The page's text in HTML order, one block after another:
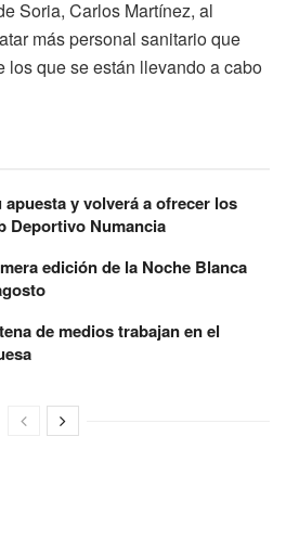
Soria, Carlos Martínez, al
más personal sanitario que
los que se están llevando a cabo
y volverá a ofrecer los
Deportivo Numancia
edición de la Noche Blanca
de medios trabajan en el